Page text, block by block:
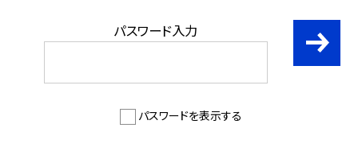
パスワード入力
パスワードを表示する